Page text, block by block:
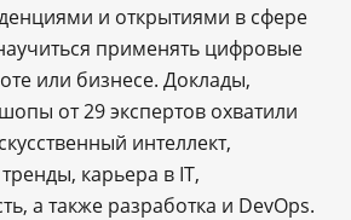
и открытиями в сфере
применять цифровые
или бизнесе. Доклады,
от 29 экспертов охватили
интеллект,
карьера в IT,
а также разработка и DevOps.